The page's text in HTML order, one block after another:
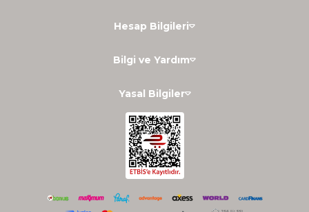
Hesap Bilgileri
Bilgi ve Yardım
Yasal Bilgiler